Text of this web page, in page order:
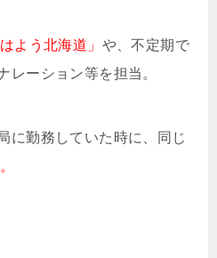
よう北海道」 や、不定期で
レーション等を担当。
に勤務していた時に、同じ